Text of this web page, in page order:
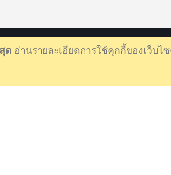
ด อ่านรายละเอียดการใช้คุกกี้ของเว็บไ
About us